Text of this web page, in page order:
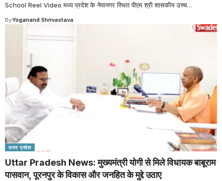
School Reel Video मध्य प्रदेश के नेपानगर स्थित पीएम श्री शासकीय उच्च…
ByYoganand Shrivastava
उत्तर प्रदेश
Uttar Pradesh News: मुख्यमंत्री योगी से मिले विधायक बाबूराम
पासवान, पूरनपुर के विकास और जनहित के मुद्दे उठाए